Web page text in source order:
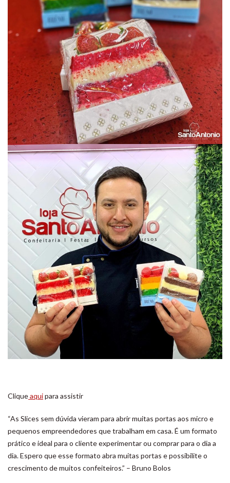
Cliqueaquipara assistir
“As Slices sem dúvida vieram para abrir muitas portas aos micro e
pequenos empreendedores que trabalham em casa. É um formato
prático e ideal para o cliente experimentar ou comprar para o dia a
dia. Espero que esse formato abra muitas portas e possibilite o
crescimento de muitos confeiteiros.” – Bruno Bolos